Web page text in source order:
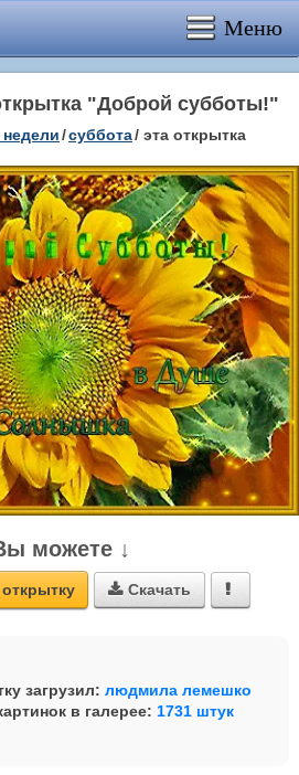
Меню
"Доброй субботы!"
/суббота/ эта открытка
можете ↓
 Скачать 
загрузил: людмила лемешко
в галерее: 1731 штук